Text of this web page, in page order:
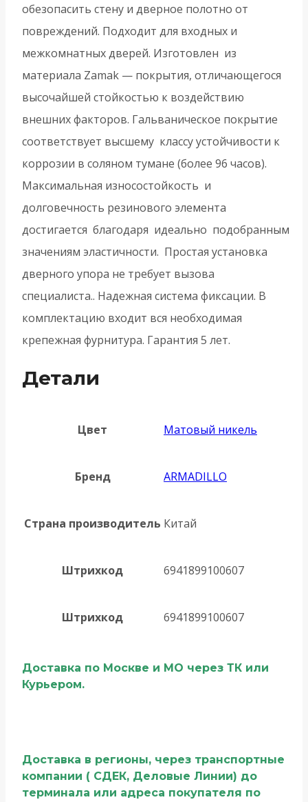
обезопасить стену и дверное полотно от
повреждений. Подходит для входных и
межкомнатных дверей. Изготовлен из
материала Zamak — покрытия, отличающегося
высочайшей стойкостью к воздействию
внешних факторов. Гальваническое покрытие
соответствует высшему классу устойчивости к
коррозии в соляном тумане (более 96 часов).
Максимальная износостойкость и
долговечность резинового элемента
достигается благодаря идеально подобранным
значениям эластичности. Простая установка
дверного упора не требует вызова
специалиста.. Надежная система фиксации. В
комплектацию входит вся необходимая
крепежная фурнитура. Гарантия 5 лет.
Детали
Цвет Матовый никель
Бренд ARMADILLO
Страна производитель Китай
Штрихкод 6941899100607
Штрихкод 6941899100607
Доставка по Москве и МО через ТК или
Курьером.
Доставка в регионы, через транспортные
компании ( СДЕК, Деловые Линии) до
терминала или адреса покупателя по